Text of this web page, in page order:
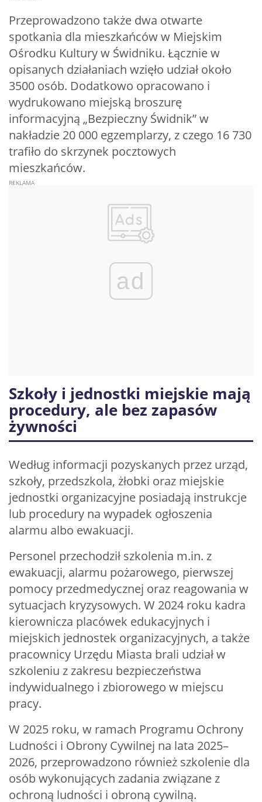
Przeprowadzono także dwa otwarte
spotkania dla mieszkańców w Miejskim
Ośrodku Kultury w Świdniku. Łącznie w
opisanych działaniach wzięło udział około
3500 osób. Dodatkowo opracowano i
wydrukowano miejską broszurę
informacyjną „Bezpieczny Świdnik” w
nakładzie 20 000 egzemplarzy, z czego 16 730
trafiło do skrzynek pocztowych
mieszkańców.
ad
Szkoły i jednostki miejskie mają
procedury, ale bez zapasów
żywności
Według informacji pozyskanych przez urząd,
szkoły, przedszkola, żłobki oraz miejskie
jednostki organizacyjne posiadają instrukcje
lub procedury na wypadek ogłoszenia
alarmu albo ewakuacji.
Personel przechodził szkolenia m.in. z
ewakuacji, alarmu pożarowego, pierwszej
pomocy przedmedycznej oraz reagowania w
sytuacjach kryzysowych. W 2024 roku kadra
kierownicza placówek edukacyjnych i
miejskich jednostek organizacyjnych, a także
pracownicy Urzędu Miasta brali udział w
szkoleniu z zakresu bezpieczeństwa
indywidualnego i zbiorowego w miejscu
pracy.
W 2025 roku, w ramach Programu Ochrony
Ludności i Obrony Cywilnej na lata 2025–
2026, przeprowadzono również szkolenie dla
osób wykonujących zadania związane z
ochroną ludności i obroną cywilną.